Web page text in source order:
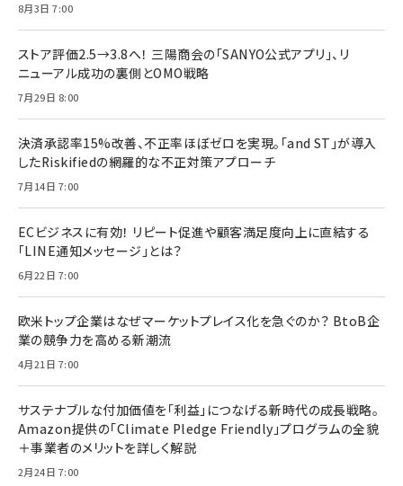
8月3日 7:00
ストア評価2.5→3.8へ！ 三陽商会の「SANYO公式アプリ」、リ
ニューアル成功の裏側とOMO戦略
7月29日 8:00
決済承認率15%改善、不正率ほぼゼロを実現。「and ST」が導入
したRiskifiedの網羅的な不正対策アプローチ
7月14日 7:00
ECビジネスに有効！ リピート促進や顧客満足度向上に直結する
「LINE通知メッセージ」とは？
6月22日 7:00
欧米トップ企業はなぜマーケットプレイス化を急ぐのか？ BtoB企
業の競争力を高める新潮流
4月21日 7:00
サステナブルな付加価値を「利益」につなげる新時代の成長戦略。
Amazon提供の「Climate Pledge Friendly」プログラムの全貌
＋事業者のメリットを詳しく解説
2月24日 7:00